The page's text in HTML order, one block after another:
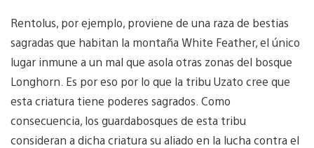
Rentolus, por ejemplo, proviene de una raza de bestias
sagradas que habitan la montaña White Feather, el único
lugar inmune a un mal que asola otras zonas del bosque
Longhorn. Es por eso por lo que la tribu Uzato cree que
esta criatura tiene poderes sagrados. Como
consecuencia, los guardabosques de esta tribu
consideran a dicha criatura su aliado en la lucha contra el